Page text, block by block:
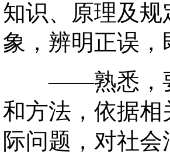
知识、原理及
象，辨明正误，
——熟悉，要
和方法，依据
际问题，对社